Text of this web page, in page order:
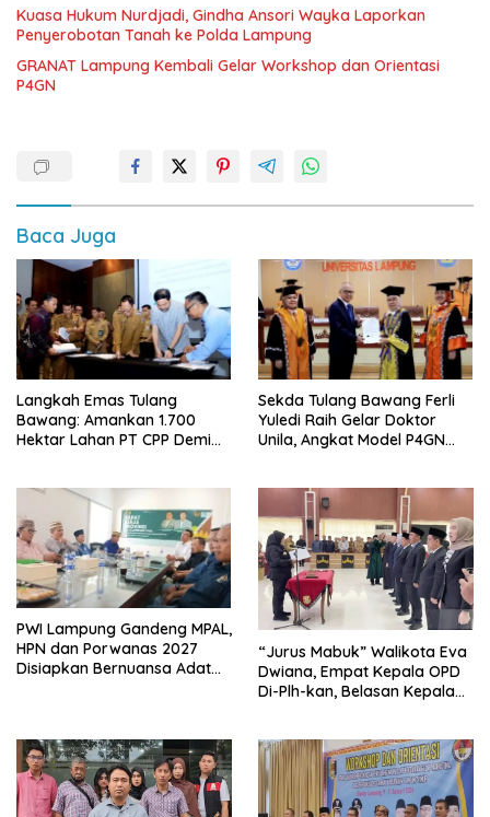
Kuasa Hukum Nurdjadi, Gindha Ansori Wayka Laporkan
Penyerobotan Tanah ke Polda Lampung
GRANAT Lampung Kembali Gelar Workshop dan Orientasi
P4GN
Baca Juga
Langkah Emas Tulang
Bawang: Amankan 1.700
Hektar Lahan PT CPP Demi
Sekda Tulang Bawang Ferli
Yuledi Raih Gelar Doktor
Unila, Angkat Model P4GN
PWI Lampung Gandeng MPAL,
HPN dan Porwanas 2027
Disiapkan Bernuansa Adat
“Jurus Mabuk” Walikota Eva
Dwiana, Empat Kepala OPD
Di-Plh-kan, Belasan Kepala